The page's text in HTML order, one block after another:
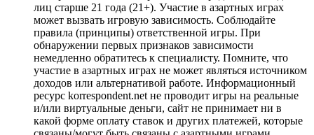
лиц старше 21 года (21+). Участие в азартных играх
может вызвать игровую зависимость. Соблюдайте
правила (принципы) ответственной игры. При
обнаружении первых признаков зависимости
немедленно обратитесь к специалисту. Помните, что
участие в азартных играх не может являться источником
доходов или альтернативой работе. Информационный
ресурс korrespondent.net не проводит игры на реальные
и/или виртуальные деньги, сайт не принимает ни в
какой форме оплату ставок и других платежей, которые